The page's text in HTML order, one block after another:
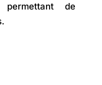
permettant de